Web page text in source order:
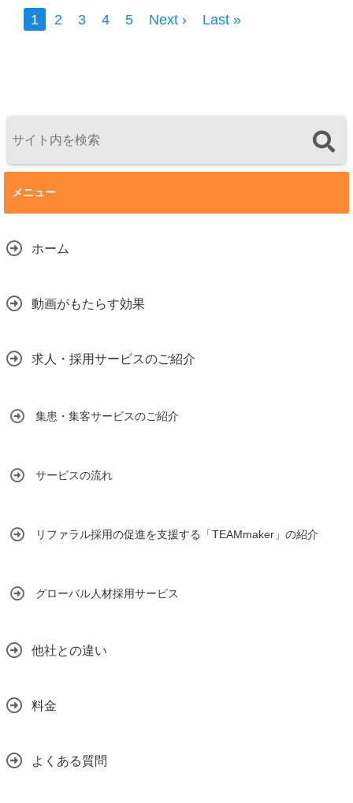
1 2 3 4 5 Next › Last »
メニュー
ホーム
動画がもたらす効果
求人・採用サービスのご紹介
集患・集客サービスのご紹介
サービスの流れ
リファラル採用の促進を支援する「TEAMmaker」の紹介
グローバル人材採用サービス
他社との違い
料金
よくある質問